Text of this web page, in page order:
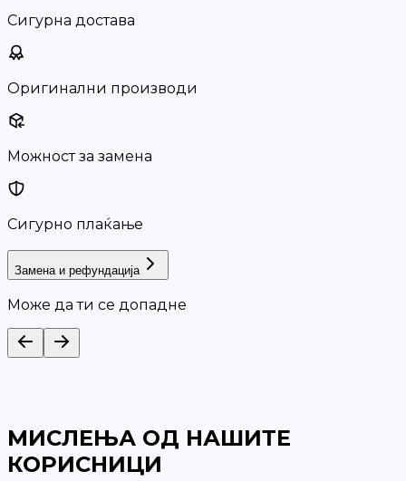
Сигурна достава
Оригинални производи
Можност за замена
Сигурно плаќање
Замена и рефундација
Може да ти се допадне
МИСЛЕЊА ОД НАШИТЕ
КОРИСНИЦИ